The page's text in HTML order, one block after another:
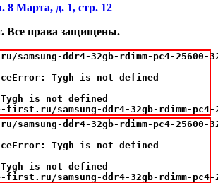
8 Марта, д. 1, стр. 12
Все права защищены.
ddr4-32gb-rdimm-pc4-25600-
Tygh is not defined
is not defined
first.ru/samsung-ddr4-32gb-rdimm-
ddr4-32gb-rdimm-pc4-25600-
Tygh is not defined
is not defined
first.ru/samsung-ddr4-32gb-rdimm-